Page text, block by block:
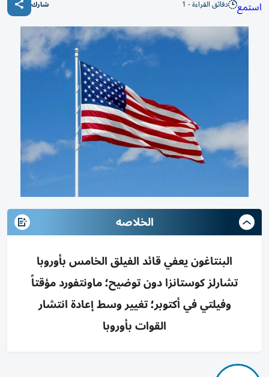
استمع دقائق القراءة - 1 شارك
الخلاصه
البنتاغون يعفي قائد الفيلق الخامس بأوروبا
تشارلز كوستانزا دون توضيح؛ ماونتفورد مؤقتاً
وفيلتي في أكتوبر؛ تغيير وسط إعادة انتشار
القوات بأوروبا